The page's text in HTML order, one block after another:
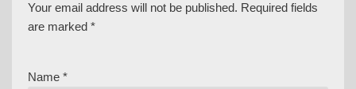
Your email address will not be published. Required fields
are marked *
Name *